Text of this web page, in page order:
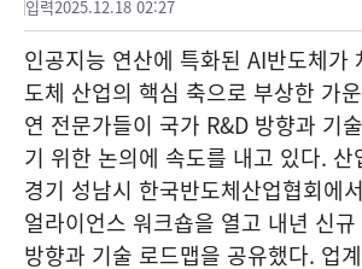
입력2025.12.18 02:27
인공지능 연산에 특화된 AI반도체가
도체 산업의 핵심 축으로 부상한 가
연 전문가들이 국가 R&D 방향과 기
기 위한 논의에 속도를 내고 있다. 산
경기 성남시 한국반도체산업협회에
얼라이언스 워크숍을 열고 내년 신
방향과 기술 로드맵을 공유했다. 업